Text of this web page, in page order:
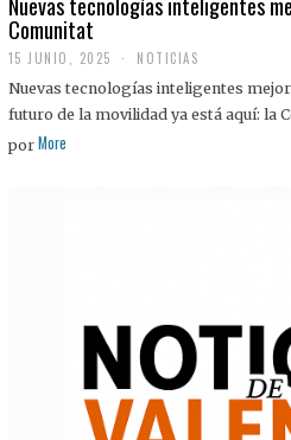
Comunitat
15 JUNIO, 2025 NOTICIAS
Nuevas tecnologías inteligentes
futuro de la movilidad ya está aquí: la
por More